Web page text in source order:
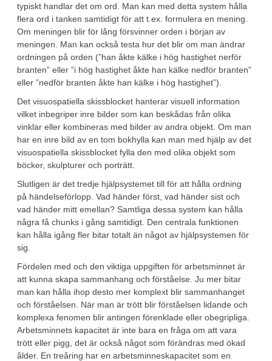
typiskt handlar det om ord. Man kan med detta system hålla
flera ord i tanken samtidigt för att t.ex. formulera en mening.
Om meningen blir för lång försvinner orden i början av
meningen. Man kan också testa hur det blir om man ändrar
ordningen på orden (”han åkte kälke i hög hastighet nerför
branten” eller ”i hög hastighet åkte han kälke nedför branten”
eller ”nedför branten åkte han kälke i hög hastighet”).
Det visuospatiella skissblocket hanterar visuell information
vilket inbegriper inre bilder som kan beskådas från olika
vinklar eller kombineras med bilder av andra objekt. Om man
har en inre bild av en tom bokhylla kan man med hjälp av det
visuospatiella skissblocket fylla den med olika objekt som
böcker, skulpturer och porträtt.
Slutligen är det tredje hjälpsystemet till för att hålla ordning
på händelseförlopp. Vad händer först, vad händer sist och
vad händer mitt emellan? Samtliga dessa system kan hålla
några få chunks i gång samtidigt. Den centrala funktionen
kan hålla igång fler bitar totalt än något av hjälpsystemen för
sig.
Fördelen med och den viktiga uppgiften för arbetsminnet är
att kunna skapa sammanhang och förståelse. Ju mer bitar
man kan hålla ihop desto mer komplext blir sammanhanget
och förståelsen. När man är trött blir förståelsen lidande och
komplexa fenomen blir antingen förenklade eller obegripliga.
Arbetsminnets kapacitet är inte bara en fråga om att vara
trött eller pigg, det är också något som förändras med ökad
ålder. En treåring har en arbetsminneskapacitet som en